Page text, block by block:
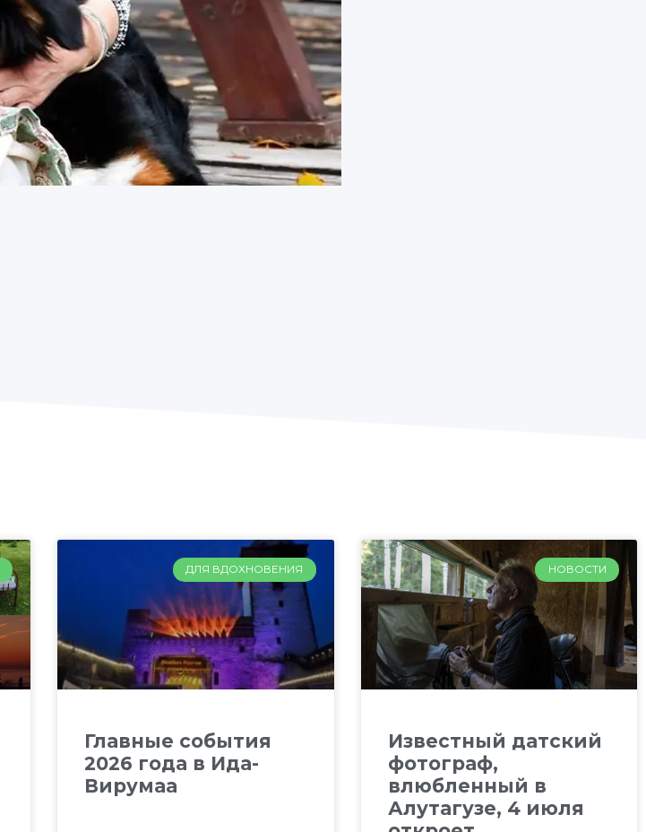
ДЛЯ ВДОХНОВЕНИЯ
Главные события
2026 года в Ида-
Вирумаа
НОВОСТИ
Известный датский
фотограф,
влюбленный в
Алутагузе, 4 июля